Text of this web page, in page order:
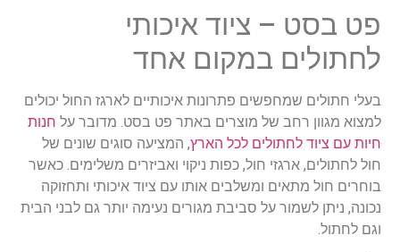
פט בסט – ציוד איכותי
לחתולים במקום אחד
בעלי חתולים שמחפשים פתרונות איכותיים לארגז החול יכולים
למצוא מגוון רחב של מוצרים באתר פט בסט מדובר על חנות
חיות עם ציוד לחתולים לכל הארץ, המציעה סוגים שונים של
חול לחתולים, ארגזי חול, כפות ניקוי ואביזרים משלימים כאשר
בוחרים חול מתאים ומשלבים אותו עם ציוד איכותי ותחזוקה
נכונה, ניתן לשמור על סביבת מגורים נעימה יותר גם לבני הבית
וגם לחתול